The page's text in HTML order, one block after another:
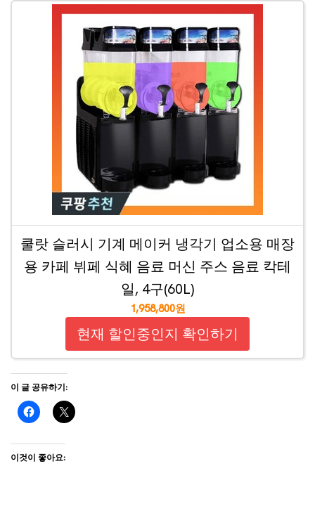
쿨랏 슬러시 기계 메이커 냉각기 업소용 매장
용 카페 뷔페 식혜 음료 머신 주스 음료 칵테
일, 4구(60L)
1,958,800원
현재 할인중인지 확인하기
이 글 공유하기:
이것이 좋아요: